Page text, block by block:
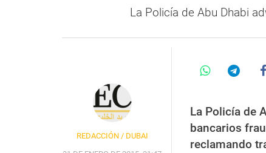
La Policía de Abu Dhabi
REDACCIÓN / DUBAI
La Policía de
bancarios
reclamando